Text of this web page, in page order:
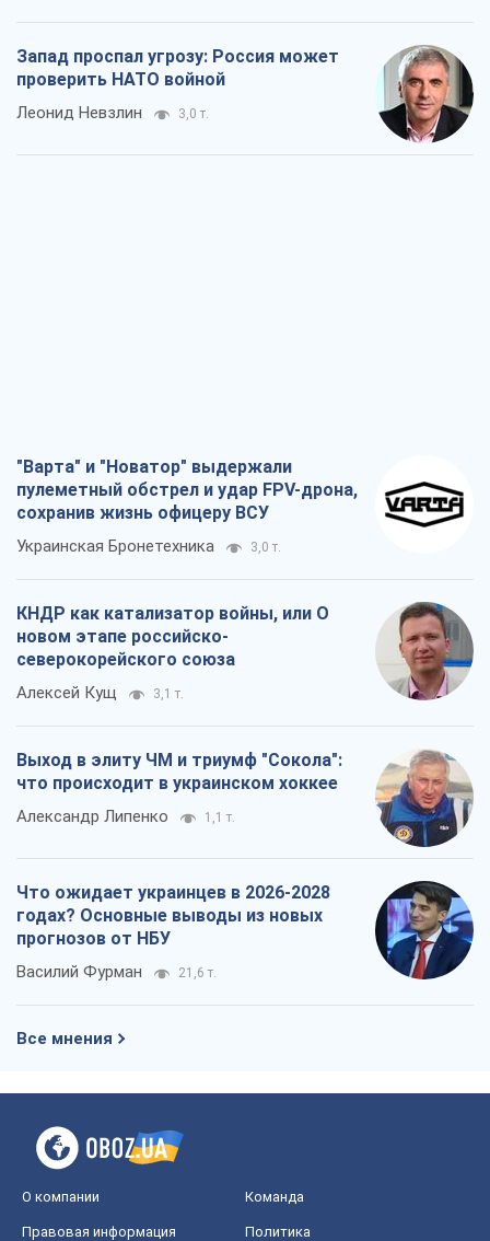
Запад проспал угрозу: Россия может
проверить НАТО войной
Леонид Невзлин 3,0 т.
"Варта" и "Новатор" выдержали
пулеметный обстрел и удар FPV-дрона,
сохранив жизнь офицеру ВСУ
Украинская Бронетехника 3,0 т.
КНДР как катализатор войны, или О
новом этапе российско-
северокорейского союза
Алексей Кущ 3,1 т.
Выход в элиту ЧМ и триумф "Сокола":
что происходит в украинском хоккее
Александр Липенко 1,1 т.
Что ожидает украинцев в 2026-2028
годах? Основные выводы из новых
прогнозов от НБУ
Василий Фурман 21,6 т.
Все мнения
О компании Команда
Правовая информация
Политика